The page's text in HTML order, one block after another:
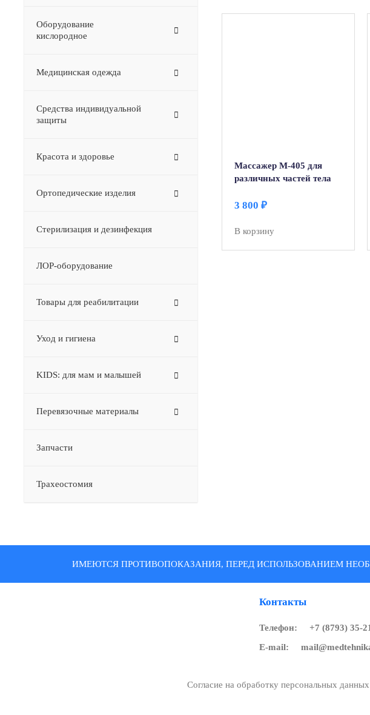
Массажер М-405 для
различных частей тела
для ног)
3 800 ₽
В корзину
Оборудование
кислородное
–
Медицинская одежда
Средства индивидуальной
защиты
Красота и здоровье
Ортопедические изделия
Стерилизация и дезинфекция
ЛОР-оборудование
Товары для реабилитации
Уход и гигиена
KIDS: для мам и малышей
Перевязочные материалы
Запчасти
Трахеостомия
ИМЕЮТСЯ ПРОТИВОПОКАЗАНИЯ, ПЕРЕД ИСПОЛЬЗОВАНИЕМ
Контакты
Телефон:
+7 (8793) 35-
E-mail:
Согласие на обработку персональных данных